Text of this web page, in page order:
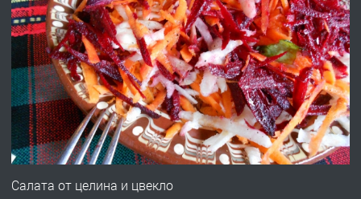
преди 3 дни
ПРЕДЛАГА Давам гараж под наем
преди 3 дни
ПРЕДЛАГА
№4120 Магазин/Офис под наем в кв.
градската градина!
Салата от целина и цвекло